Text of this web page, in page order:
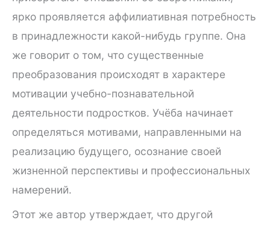
ярко проявляется аффилиативная потребность
в принадлежности какой-нибудь группе. Она
же говорит о том, что существенные
преобразования происходят в характере
мотивации учебно-познавательной
деятельности подростков. Учёба начинает
определяться мотивами, направленными на
реализацию будущего, осознание своей
жизненной перспективы и профессиональных
намерений.
Этот же автор утверждает, что другой